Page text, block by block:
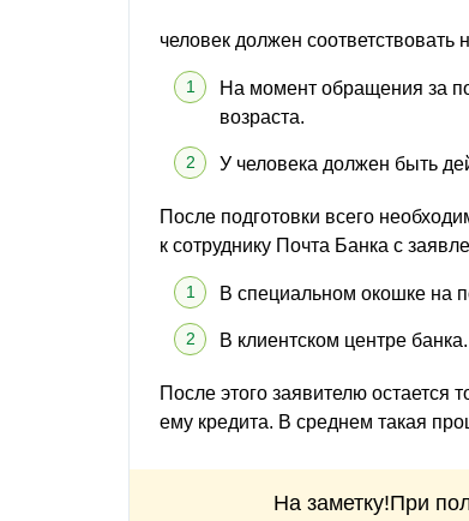
человек должен соответствовать
На момент обращения за
возраста.
У человека должен быть
После подготовки всего
к сотруднику Почта Банка с
В специальном окошке на
В клиентском центре банка.
После этого заявителю
ему кредита. В среднем такая
На заметку!При